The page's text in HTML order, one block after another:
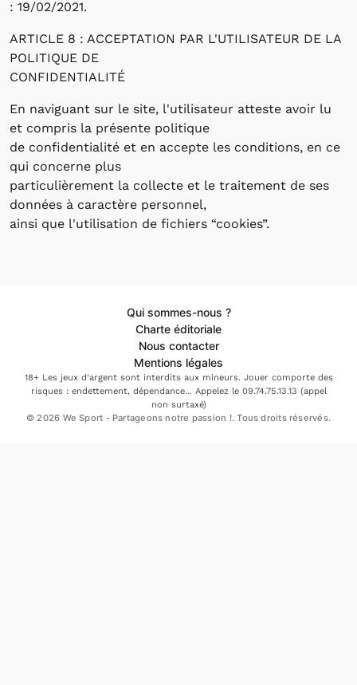
: 19/02/2021.
ARTICLE 8 : ACCEPTATION PAR L'UTILISATEUR DE LA
POLITIQUE DE
CONFIDENTIALITÉ
En naviguant sur le site, l'utilisateur atteste avoir lu
et compris la présente politique
de confidentialité et en accepte les conditions, en ce
qui concerne plus
particulièrement la collecte et le traitement de ses
données à caractère personnel,
ainsi que l'utilisation de fichiers “cookies”.
Qui sommes-nous ?
Charte éditoriale
Nous contacter
Mentions légales
18+ Les jeux d'argent sont interdits aux mineurs. Jouer comporte des
risques : endettement, dépendance... Appelez le 09.74.75.13.13 (appel
non surtaxé)
© 2026 We Sport - Partageons notre passion !. Tous droits réservés.